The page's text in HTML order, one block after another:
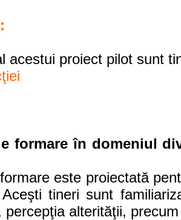
acestui proiect pilot sunt
formare în domeniul
este proiectată
tineri sunt
percepţia alterităţii,